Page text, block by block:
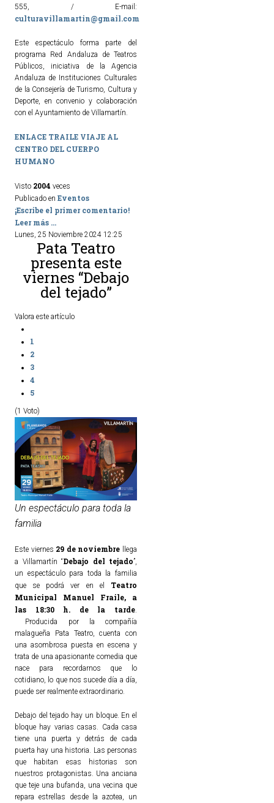
555, / E-mail:
culturavillamartin@gmail.com
Este espectáculo forma parte del
programa Red Andaluza de Teatros
Públicos, iniciativa de la Agencia
Andaluza de Instituciones Culturales
de la Consejería de Turismo, Cultura y
Deporte, en convenio y colaboración
con el Ayuntamiento de Villamartín.
ENLACE TRAILE VIAJE AL
CENTRO DEL CUERPO
HUMANO
Visto 2004 veces
Publicado en Eventos
¡Escribe el primer comentario!
Leer más ...
Lunes, 25 Noviembre 2024 12:25
Pata Teatro
presenta este
viernes “Debajo
del tejado”
Valora este artículo
1
2
3
4
5
(1 Voto)
Un espectáculo para toda la
familia
Este viernes 29 de noviembre llega
a Villamartín “Debajo del tejado”,
un espectáculo para toda la familia
que se podrá ver en el Teatro
Municipal Manuel Fraile, a
las 18:30 h. de la tarde
Producida por la compañía
malagueña Pata Teatro, cuenta con
una asombrosa puesta en escena y
trata de una apasionante comedia que
nace para recordarnos que lo
cotidiano, lo que nos sucede día a día,
puede ser realmente extraordinario.
Debajo del tejado hay un bloque. En el
bloque hay varias casas. Cada casa
tiene una puerta y detrás de cada
puerta hay una historia. Las personas
que habitan esas historias son
nuestros protagonistas. Una anciana
que teje una bufanda, una vecina que
repara estrellas desde la azotea, un